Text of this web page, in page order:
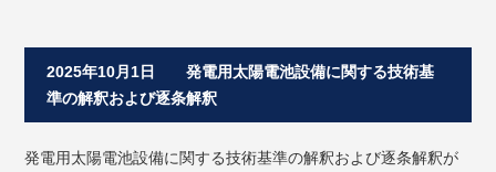
2025年10月1日 発電用太陽電池設備に関する技術基
準の解釈および逐条解釈
発電用太陽電池設備に関する技術基準の解釈および逐条解釈が